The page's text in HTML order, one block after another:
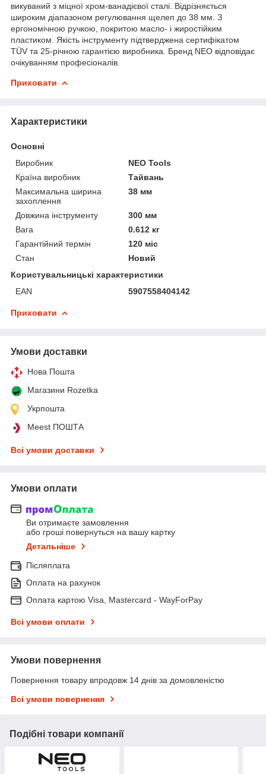
викуваний з міцної хром-ванадієвої сталі. Відрізняється
широким діапазоном регулювання щелеп до 38 мм. З
ергономічною ручкою, покритою масло- і жиростійким
пластиком. Якість інструменту підтверджена сертифікатом
TÜV та 25-річною гарантією виробника. Бренд NEO відповідає
очікуванням професіоналів.
Приховати
Характеристики
Основні
Виробник
NEO Tools
Країна виробник
Тайвань
Максимальна ширина
захоплення
38 мм
Довжина інструменту
300 мм
Вага
0.612 кг
Гарантійний термін
120 міс
Стан
Новий
Користувальницькі характеристики
EAN
5907558404142
Приховати
Умови доставки
Нова Пошта
Магазини Rozetka
Укрпошта
Meest ПОШТА
Всі умови доставки
Умови оплати
Ви отримаєте замовлення
або гроші повернуться на вашу картку
Детальніше
Післяплата
Оплата на рахунок
Оплата картою Visa, Mastercard - WayForPay
Всі умови оплати
Умови повернення
Повернення товару впродовж 14 днів за домовленістю
Всі умови повернення
Подібні товари компанії